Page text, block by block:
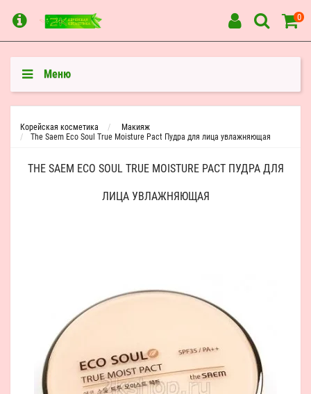
0
Меню
Корейская косметика
Макияж
The Saem Eco Soul True Moisture Pact Пудра для лица увлажняющая
THE SAEM ECO SOUL TRUE MOISTURE PACT ПУДРА ДЛЯ
ЛИЦА УВЛАЖНЯЮЩАЯ